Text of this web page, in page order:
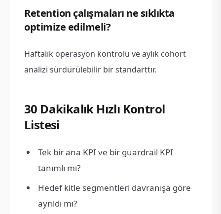
Retention çalışmaları ne sıklıkta
optimize edilmeli?
Haftalık operasyon kontrolü ve aylık cohort
analizi sürdürülebilir bir standarttır.
30 Dakikalık Hızlı Kontrol
Listesi
Tek bir ana KPI ve bir guardrail KPI
tanımlı mı?
Hedef kitle segmentleri davranışa göre
ayrıldı mı?